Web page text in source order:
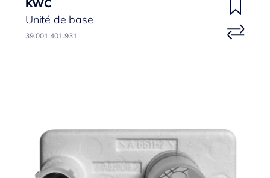
KWC
Unité de base
39.001.401.931